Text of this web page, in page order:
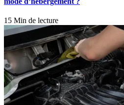
15 Min de lecture